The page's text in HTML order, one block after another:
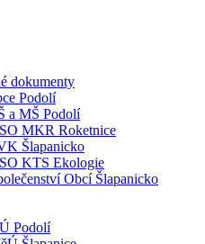
dokumenty
Podolí
a MŠ Podolí
MKR Roketnice
Šlapanicko
KTS Ekologie
Obcí Šlapanicko
Podolí